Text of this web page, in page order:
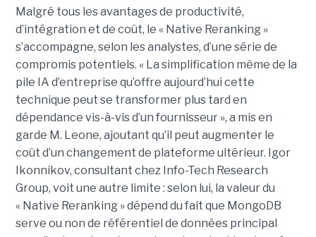
Malgré tous les avantages de productivité,
d’intégration et de coût, le « Native Reranking »
s’accompagne, selon les analystes, d’une série de
compromis potentiels. « La simplification même de la
pile IA d’entreprise qu’offre aujourd’hui cette
technique peut se transformer plus tard en
dépendance vis-à-vis d’un fournisseur », a mis en
garde M. Leone, ajoutant qu’il peut augmenter le
coût d’un changement de plateforme ultérieur. Igor
Ikonnikov, consultant chez Info-Tech Research
Group, voit une autre limite : selon lui, la valeur du
« Native Reranking » dépend du fait que MongoDB
serve ou non de référentiel de données principal